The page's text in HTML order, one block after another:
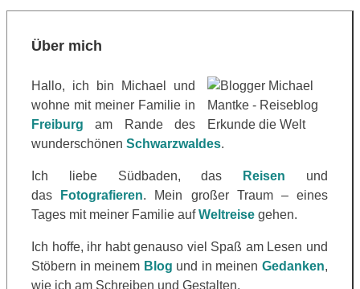
Über mich
Hallo, ich bin Michael und
wohne mit meiner Familie in
Freiburg am Rande des
wunderschönen Schwarzwaldes.
Ich liebe Südbaden, das Reisen und
das
Fotografieren. Mein großer Traum – eines
Tages mit meiner Familie aufWeltreise gehen.
Ich hoffe, ihr habt genauso viel Spaß am Lesen und
Stöbern in meinem Blog und in meinenGedanken,
wie ich am Schreiben und Gestalten.